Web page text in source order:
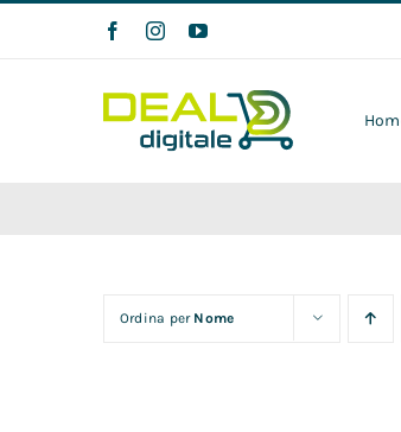
Ordina per Nome